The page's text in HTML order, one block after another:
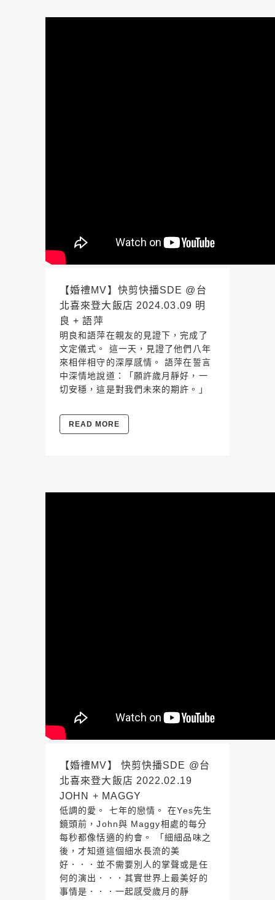
【婚禮MV】快剪快播SDE @台
北喜來登大飯店 2024.03.09 明
良 + 語萍
明良和語萍在親友的見證下，完成了
文定儀式。 這一天，見證了他們八年
來相伴相守的深厚感情。 語萍在誓言
中深情地說道：「願許歲月靜好，一
切安穩，這是對我們未來的期許。」
READ MORE
【婚禮MV】 快剪快播SDE @台
北喜來登大飯店 2022.02.19
JOHN + MAGGY
低調的愛。 七年的戀情。 在Yes先生
鏡頭前，John與 Maggy相處的每分
每秒都像恬適的約會。 「細細品味之
後，才知道這個細水長流的美
好．．．並不需要別人的掌聲或是任
何的演出．．．其實世界上最美好的
事情是．．．一起感受歲月的靜